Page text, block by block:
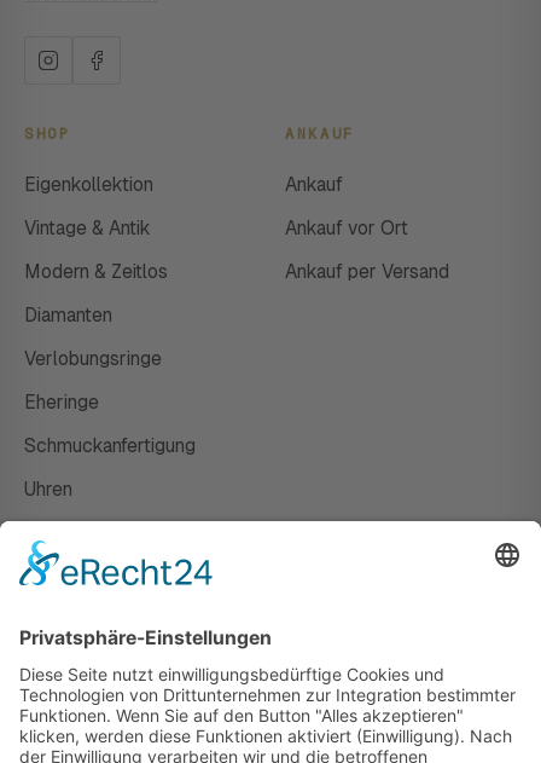
SHOP
Eigenkollektion
Vintage & Antik
Modern & Zeitlos
Diamanten
Verlobungsringe
Eheringe
Schmuckanfertigung
Uhren
ANKAUF
Ankauf
Ankauf vor Ort
Ankauf per Versand
Susanne Steiger
Geschäfte
Newsletter